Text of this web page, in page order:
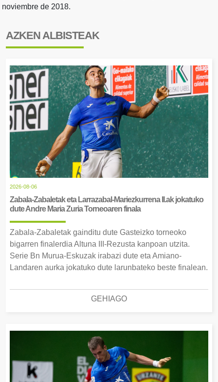
noviembre de 2018.
AZKEN ALBISTEAK
2026-08-06
Zabala-Zabaletak eta Larrazabal-Mariezkurrena II.ak jokatuko
dute Andre Maria Zuria Torneoaren finala
Zabala-Zabaletak gainditu dute Gasteizko torneoko
bigarren finalerdia Altuna III-Rezusta kanpoan utzita.
Serie Bn Murua-Eskuzak irabazi dute eta Amiano-
Landaren aurka jokatuko dute larunbateko beste finalean.
GEHIAGO